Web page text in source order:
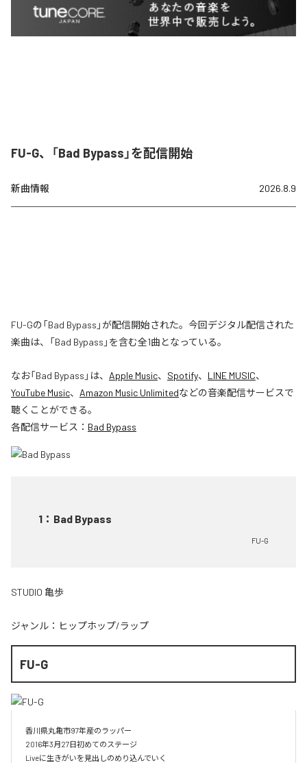
FU-G、「Bad Bypass」を配信開始
新曲情報 2026.8.9
FU-Gの「Bad Bypass」が配信開始された。今回デジタル配信された
楽曲は、「Bad Bypass」を含む全1曲となっている。
なお「Bad Bypass 」は、 Apple Music、 Spotify、 LINE MUSIC、
YouTube Music、 Amazon Music Unlimitedなどの音楽配信サービスで
聴くことができる。
各配信サービス： Bad Bypass
1 ： Bad Bypass
FU-G
STUDIO 亀歩
ジャンル： ヒップホップ/ラップ
FU-G
香川県丸亀市97年産のラッパー
2016年3月27日初めてのステージ
Liveに生きがいを見出しのめり込んでいく